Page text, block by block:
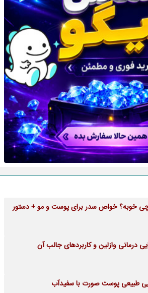
خوبه؟ خواص سدر برای پوست و مو + دستور
درمانی وازلین و کاربردهای جالب آن
طبیعی پوست صورت با سفیدآب